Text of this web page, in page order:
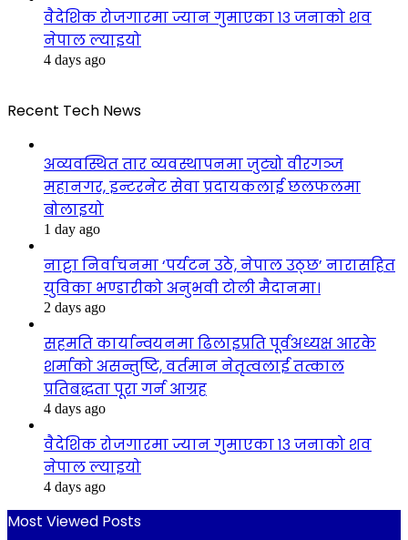
वैदेशिक रोजगारमा ज्यान गुमाएका १३ जनाको शव
नेपाल ल्याइयो
4 days ago
Recent Tech News
अव्यवस्थित तार व्यवस्थापनमा जुट्यो वीरगञ्ज
महानगर, इन्टरनेट सेवा प्रदायकलाई छलफलमा
बोलाइयो
1 day ago
नाट्टा निर्वाचनमा ‘पर्यटन उठे, नेपाल उठ्छ’ नारासहित
युविका भण्डारीको अनुभवी टोली मैदानमा।
2 days ago
सहमति कार्यान्वयनमा ढिलाइप्रति पूर्वअध्यक्ष आरके
शर्माको असन्तुष्टि, वर्तमान नेतृत्वलाई तत्काल
प्रतिबद्धता पूरा गर्न आग्रह
4 days ago
वैदेशिक रोजगारमा ज्यान गुमाएका १३ जनाको शव
नेपाल ल्याइयो
4 days ago
Most Viewed Posts